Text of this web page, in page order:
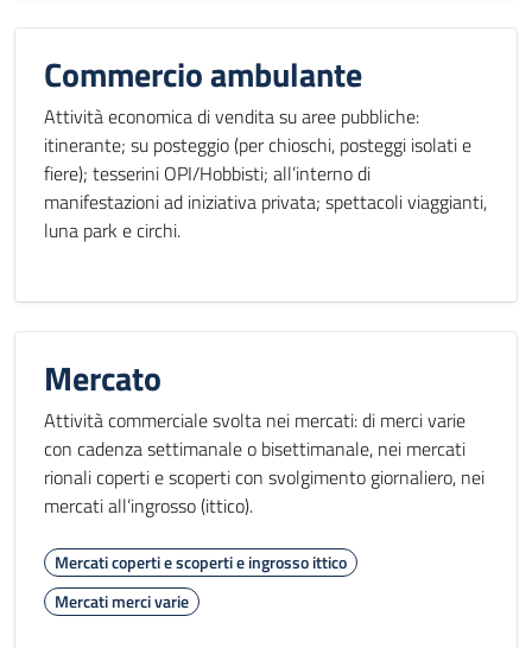
Commercio ambulante
Attività economica di vendita su aree pubbliche:
itinerante; su posteggio (per chioschi, posteggi isolati e
fiere); tesserini OPI/Hobbisti; all’interno di
manifestazioni ad iniziativa privata; spettacoli viaggianti,
luna park e circhi.
Mercato
Attività commerciale svolta nei mercati: di merci varie
con cadenza settimanale o bisettimanale, nei mercati
rionali coperti e scoperti con svolgimento giornaliero, nei
mercati all’ingrosso (ittico).
Mercati coperti e scoperti e ingrosso ittico
Mercati merci varie